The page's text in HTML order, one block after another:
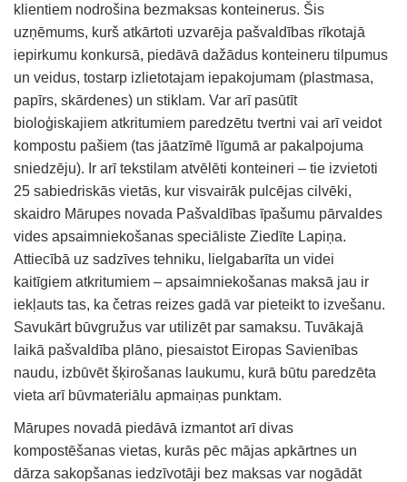
klientiem nodrošina bezmaksas konteinerus. Šis
uzņēmums, kurš atkārtoti uzvarēja pašvaldības rīkotajā
iepirkumu konkursā, piedāvā dažādus konteineru tilpumus
un veidus, tostarp izlietotajam iepakojumam (plastmasa,
papīrs, skārdenes) un stiklam. Var arī pasūtīt
bioloģiskajiem atkritumiem paredzētu tvertni vai arī veidot
kompostu pašiem (tas jāatzīmē līgumā ar pakalpojuma
sniedzēju). Ir arī tekstilam atvēlēti konteineri – tie izvietoti
25 sabiedriskās vietās, kur visvairāk pulcējas cilvēki,
skaidro Mārupes novada Pašvaldības īpašumu pārvaldes
vides apsaimniekošanas speciāliste Ziedīte Lapiņa.
Attiecībā uz sadzīves tehniku, lielgabarīta un videi
kaitīgiem atkritumiem – apsaimniekošanas maksā jau ir
iekļauts tas, ka četras reizes gadā var pieteikt to izvešanu.
Savukārt būvgružus var utilizēt par samaksu. Tuvākajā
laikā pašvaldība plāno, piesaistot Eiropas Savienības
naudu, izbūvēt šķirošanas laukumu, kurā būtu paredzēta
vieta arī būvmateriālu apmaiņas punktam.
Mārupes novadā piedāvā izmantot arī divas
kompostēšanas vietas, kurās pēc mājas apkārtnes un
dārza sakopšanas iedzīvotāji bez maksas var nogādāt